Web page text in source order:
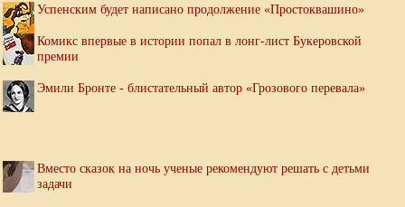
Успенским будет написано продолжение «Простоквашино»
Комикс впервые в истории попал в лонг-лист Букеровской
премии
Эмили Бронте - блистательный автор «Грозового перевала»
Вместо сказок на ночь ученые рекомендуют решать с детьми
задачи